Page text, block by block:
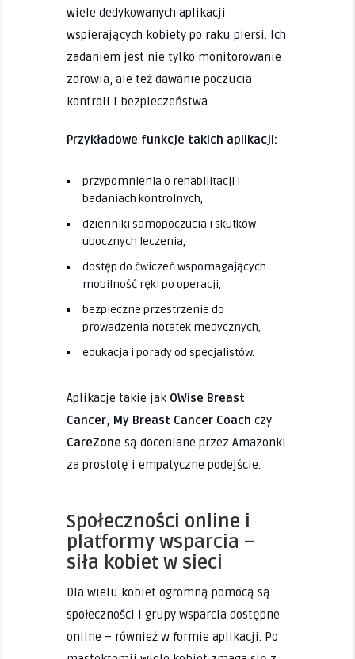
wiele dedykowanych aplikacji
wspierających kobiety po raku piersi. Ich
zadaniem jest nie tylko monitorowanie
zdrowia, ale też dawanie poczucia
kontroli i bezpieczeństwa.
Przykładowe funkcje takich aplikacji:
przypomnienia o rehabilitacji i
badaniach kontrolnych,
dzienniki samopoczucia i skutków
ubocznych leczenia,
dostęp do ćwiczeń wspomagających
mobilność ręki po operacji,
bezpieczne przestrzenie do
prowadzenia notatek medycznych,
edukacja i porady od specjalistów.
Aplikacje takie jak OWise Breast
Cancer, My Breast Cancer Coach czy
CareZone są doceniane przez Amazonki
za prostotę i empatyczne podejście.
Społeczności online i
platformy wsparcia –
siła kobiet w sieci
Dla wielu kobiet ogromną pomocą są
społeczności i grupy wsparcia dostępne
online – również w formie aplikacji. Po